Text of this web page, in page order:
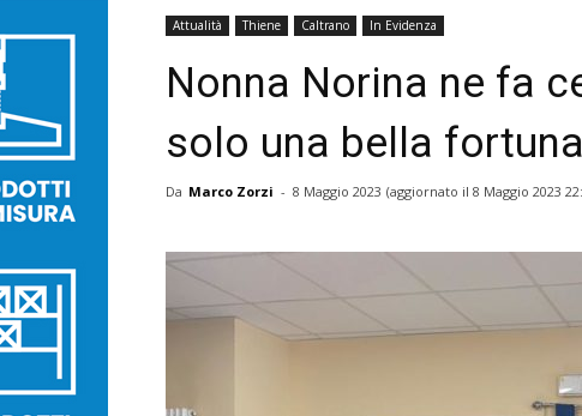
Attualità Thiene Caltrano In Evidenza
Nonna Norina ne fa
solo una bella
Da Marco Zorzi - 8 Maggio 2023 (aggiornato il 8 Maggio 2023